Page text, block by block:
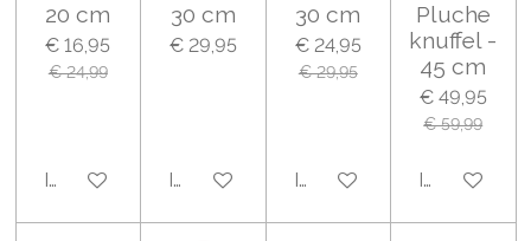
20 cm
€ 16,95
€ 24,99
In winkelwagen
30 cm
€ 29,95
In winkelwagen
30 cm
€ 24,95
€ 29,95
In winkelwagen
Pluche
knuffel -
45 cm
€ 49,95
€ 59,99
In